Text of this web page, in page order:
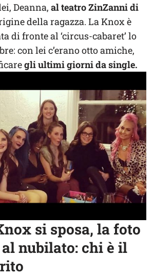
Deanna, al teatro ZinZanni di
della ragazza. La Knox è
di fronte al ‘circus-cabaret’ lo
con lei c’erano otto amiche,
gli ultimi giorni da single.
si sposa, la foto
al nubilato: chi è il